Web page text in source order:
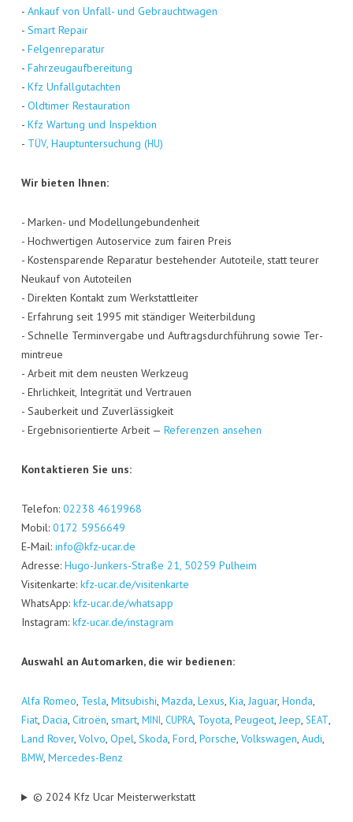
- Ankauf von Unfall- und Gebraucht­wa­gen
- Smart Repair
- Fel­gen­re­pa­ra­tur
- Fahr­zeug­auf­be­rei­tung
- Kfz Unfall­gut­ach­ten
- Old­ti­mer Restau­ra­ti­on
- Kfz War­tung und Inspek­ti­on
- TÜV, Haupt­un­ter­su­chung (HU)
Wir bie­ten Ihnen:
- Mar­ken- und Model­lun­ge­bun­den­heit
- Hoch­wer­ti­gen Auto­ser­vice zum fai­ren Preis
- Kos­ten­spa­ren­de Repa­ra­tur bestehen­der Auto­tei­le, statt teu­rer
Neu­kauf von Auto­tei­len
- Direk­ten Kon­takt zum Werk­statt­lei­ter
- Erfah­rung seit 1995 mit stän­di­ger Wei­ter­bil­dung
- Schnel­le Ter­min­ver­ga­be und Auf­trags­durch­füh­rung sowie Ter­
min­treue
- Arbeit mit dem neus­ten Werk­zeug
- Ehr­lich­keit, Inte­gri­tät und Ver­trau­en
- Sau­ber­keit und Zuver­läs­sig­keit
- Ergeb­nis­ori­en­tier­te Arbeit — Refe­ren­zen ansehen
Kon­tak­tie­ren Sie uns:
Tele­fon: 02238 4619968
Mobil: 0172 5956649
E‑Mail: info@kfz-ucar.de
Adres­se: Hugo-Jun­kers-Stra­ße 21, 50259 Pul­heim
Visi­ten­kar­te: kfz-ucar.de/visitenkarte
Whats­App: kfz-ucar.de/whatsapp
Insta­gram: kfz-ucar.de/instagram
Aus­wahl an Auto­mar­ken, die wir bedienen:
Alfa Romeo, Tes­la, Mitsu­bi­shi, Maz­da, Lexus, Kia, Jagu­ar, Hon­da,
Fiat, Dacia, Citro­ën, smart, MINI, CUPRA, Toyo­ta, Peu­geot, Jeep, SEAT,
Land Rover, Vol­vo, Opel, Sko­da, Ford, Por­sche, Volks­wa­gen, Audi,
BMW, Mer­ce­des-Benz
© 2024 Kfz Ucar Meisterwerkstatt